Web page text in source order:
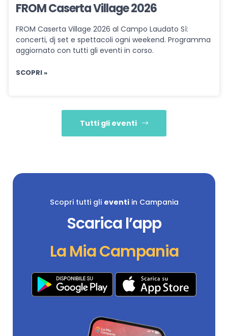
FROM Caserta Village 2026
FROM Caserta Village 2026 al Campo Laudato Sì:
concerti, dj set e spettacoli ogni weekend. Programma
aggiornato con tutti gli eventi in corso.
SCOPRI »
Tutti gli eventi
Scopri tutti gli eventiin Campania
Scarica l’app
La Mia Campania